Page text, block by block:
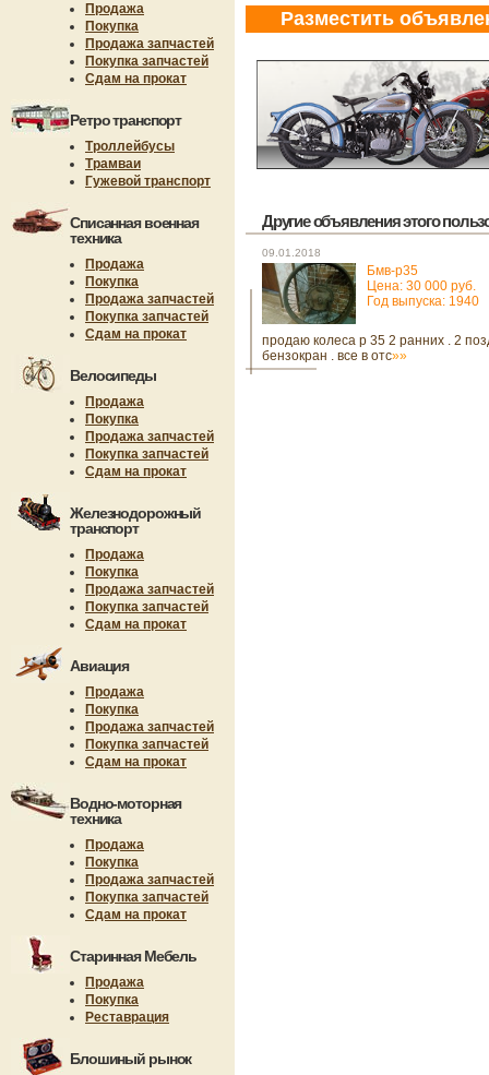
Продажа
Покупка
Продажа запчастей
Покупка запчастей
Сдам на прокат
Ретро транспорт
Троллейбусы
Трамваи
Гужевой транспорт
Списанная военная
техника
Продажа
Покупка
Продажа запчастей
Покупка запчастей
Сдам на прокат
Велосипеды
Продажа
Покупка
Продажа запчастей
Покупка запчастей
Сдам на прокат
Железнодорожный
транспорт
Продажа
Покупка
Продажа запчастей
Покупка запчастей
Сдам на прокат
Авиация
Продажа
Покупка
Продажа запчастей
Покупка запчастей
Сдам на прокат
Водно-моторная
техника
Продажа
Покупка
Продажа запчастей
Покупка запчастей
Сдам на прокат
Старинная Мебель
Продажа
Покупка
Реставрация
Блошиный рынок
Разместить
Другие объявления этого
09.01.2018
Бмв-р35
Цена: 30 000 руб.
Год выпуска: 1940
продаю колеса р 35 2 ранних . 2
бензокран . все в отс»»